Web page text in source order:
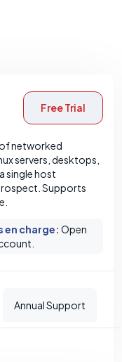
Free Trial
networked
servers, desktops,
single host
Supports
en charge: Open
Annual Support